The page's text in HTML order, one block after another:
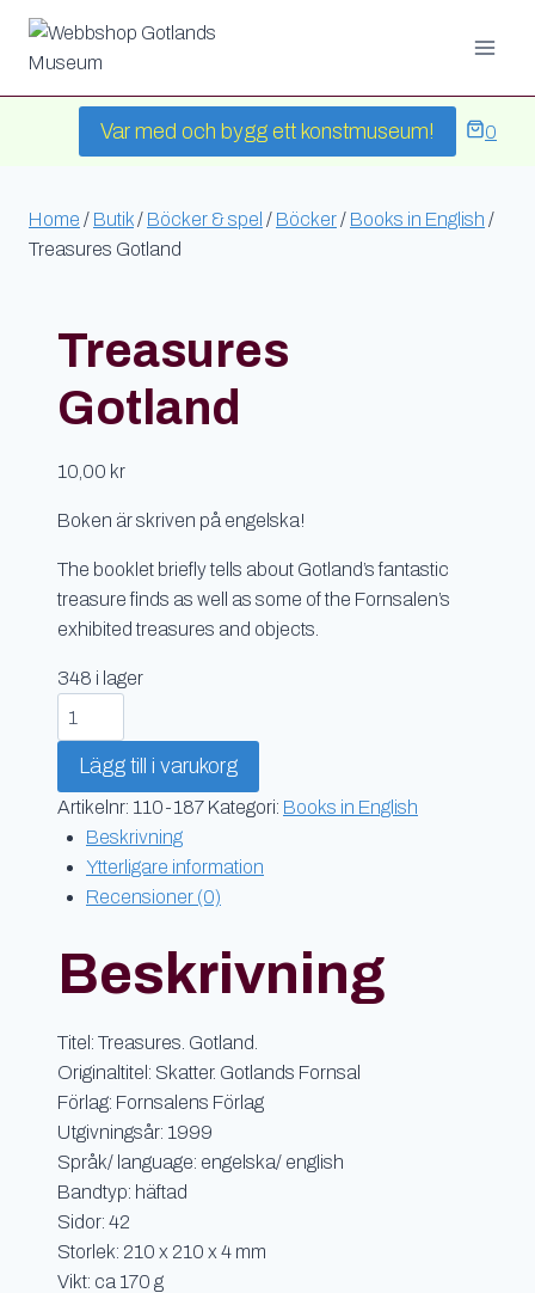
Skip
content
Var med och bygg ett konstmuseum! 0
Home / Butik/ Böcker & spel / Böcker/ Books in English /
Treasures Gotland
Treasures
Gotland
10,00 kr
Boken är skriven på engelska!
The booklet briefly tells about Gotland’s fantastic
treasure finds as well as some of the Fornsalen’s
exhibited treasures and objects.
348 i lager
Treasures
Gotland
mängd
Lägg till i varukorg
Artikelnr: 110-187 Kategori: Books in English
Beskrivning
Ytterligare information
Recensioner (0)
Beskrivning
Titel: Treasures. Gotland.
Originaltitel: Skatter. Gotlands Fornsal
Förlag: Fornsalens Förlag
Utgivningsår: 1999
Språk/ language: engelska/ english
Bandtyp: häftad
Sidor: 42
Storlek: 210 x 210 x 4 mm
Vikt: ca 170 g